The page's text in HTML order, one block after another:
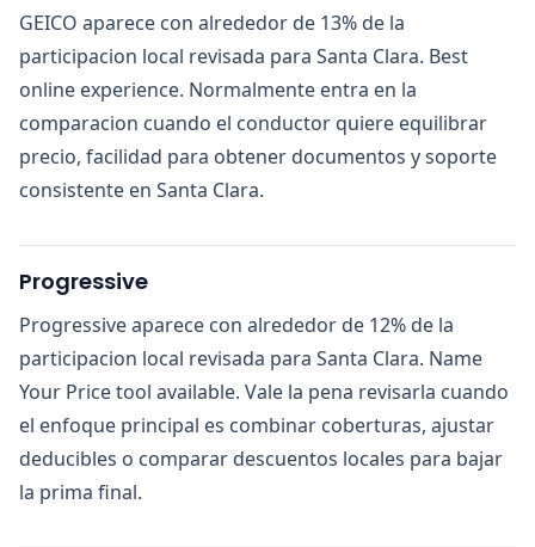
GEICO aparece con alrededor de 13% de la
participacion local revisada para Santa Clara. Best
online experience. Normalmente entra en la
comparacion cuando el conductor quiere equilibrar
precio, facilidad para obtener documentos y soporte
consistente en Santa Clara.
Progressive
Progressive aparece con alrededor de 12% de la
participacion local revisada para Santa Clara. Name
Your Price tool available. Vale la pena revisarla cuando
el enfoque principal es combinar coberturas, ajustar
deducibles o comparar descuentos locales para bajar
la prima final.